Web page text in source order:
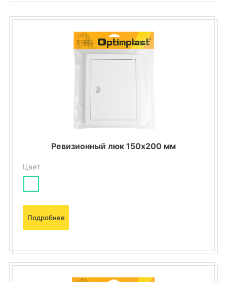
Ревизионный люк 150х200 мм
Цвет
Подробнее